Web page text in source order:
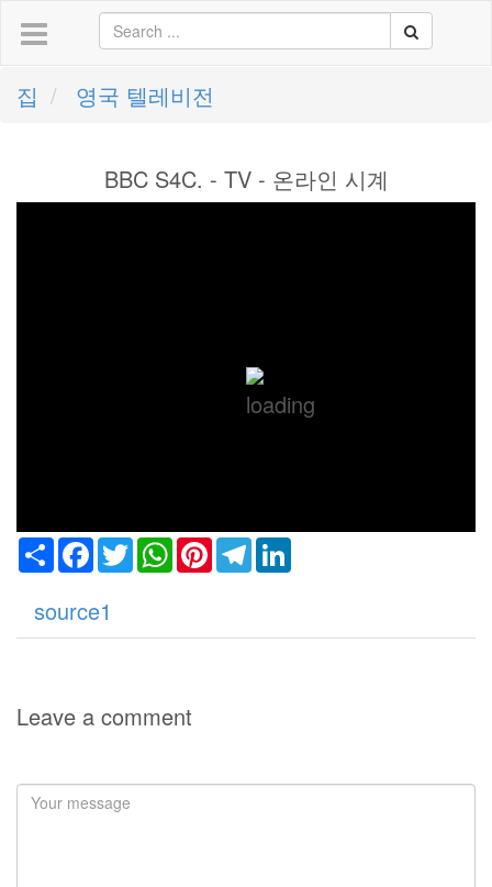
집 영국 텔레비전
BBC S4C. - TV - 온라인 시계
ShareFacebook
TwitterWhatsApp
PinterestTelegram
source1
Leave a comment